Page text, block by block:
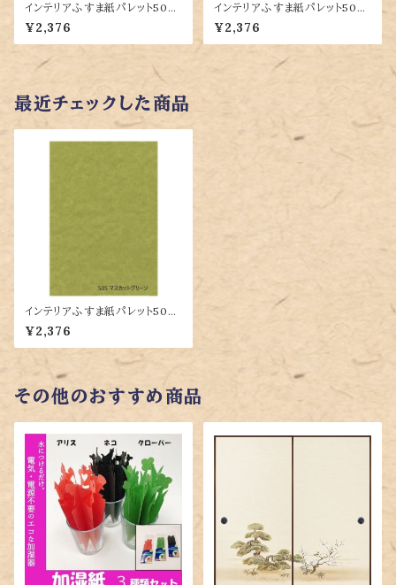
インテリアふすま紙パレット506
モカブラウン (ふすま紙/インテリ
アふすま紙/カラーふすま紙/大
きな紙/DIY/茶色いふすま紙)
¥2,376
インテリアふすま紙パレット507
マロンブラウン (ふすま紙/インテ
リアふすま紙/カラーふすま紙/
大きな紙/DIY/茶色いふすま
¥2,376
最近チェックした商品
インテリアふすま紙パレット505
マスカットグリーン (ふすま紙/イ
ンテリアふすま紙/カラーふすま
紙/大きな紙/DIY/緑のふすま
¥2,376
その他のおすすめ商品